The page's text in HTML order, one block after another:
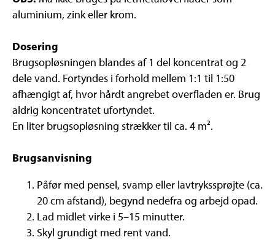
aluminium, zink eller krom.
Dosering
Brugsopløsningen blandes af 1 del koncentrat og 2
dele vand. Fortyndes i forhold mellem 1:1 til 1:50
afhængigt af, hvor hårdt angrebet overfladen er. Brug
aldrig koncentratet ufortyndet.
En liter brugsopløsning strækker til ca. 4 m².
Brugsanvisning
Påfør med pensel, svamp eller lavtrykssprøjte (ca.
20 cm afstand), begynd nedefra og arbejd opad.
Lad midlet virke i 5–15 minutter.
Skyl grundigt med rent vand.